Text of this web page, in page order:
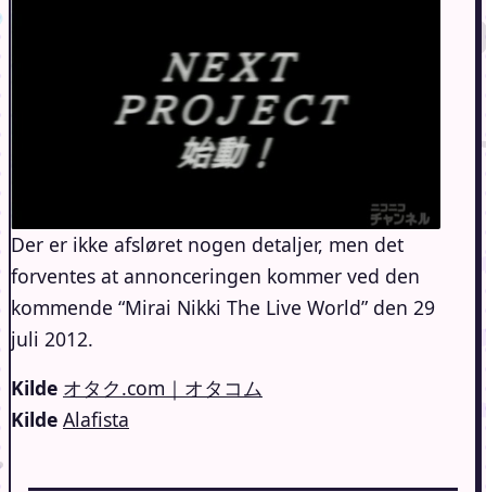
Der er ikke afsløret nogen detaljer, men det
forventes at annonceringen kommer ved den
kommende “Mirai Nikki The Live World” den 29
juli 2012.
Kilde オタク.com｜オタコム
Kilde Alafista